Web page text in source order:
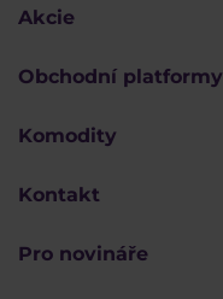
Akcie
Obchodní platformy
Komodity
Kontakt
Pro novináře